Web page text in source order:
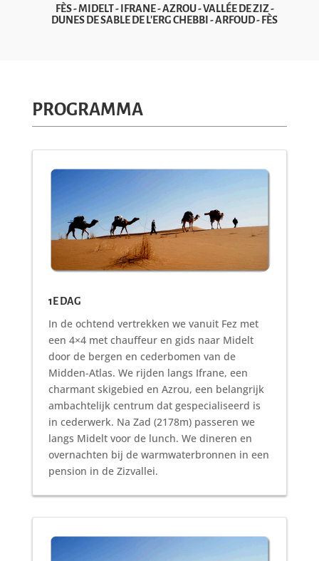
FÈS - MIDELT - IFRANE - AZROU - VALLÉE DE ZIZ -
DUNES DE SABLE DE L'ERG CHEBBI - ARFOUD - FÈS
PROGRAMMA
1E DAG
In de ochtend vertrekken we vanuit Fez met
een 4×4 met chauffeur en gids naar Midelt
door de bergen en cederbomen van de
Midden-Atlas. We rijden langs Ifrane, een
charmant skigebied en Azrou, een belangrijk
ambachtelijk centrum dat gespecialiseerd is
in cederwerk. Na Zad (2178m) passeren we
langs Midelt voor de lunch. We dineren en
overnachten bij de warmwaterbronnen in een
pension in de Zizvallei.